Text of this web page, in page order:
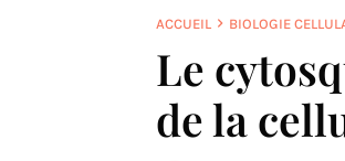
ACCUEIL BIOLOGIE
Le
de la